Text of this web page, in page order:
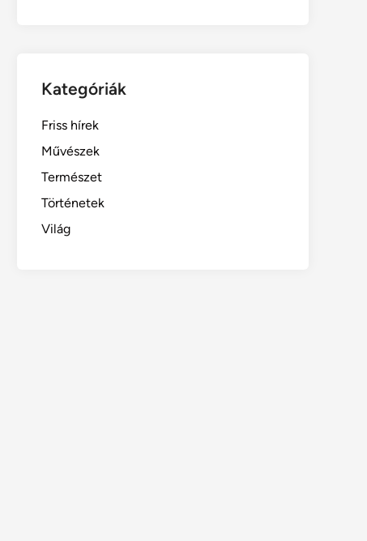
Kategóriák
Friss hírek
Művészek
Természet
Történetek
Világ